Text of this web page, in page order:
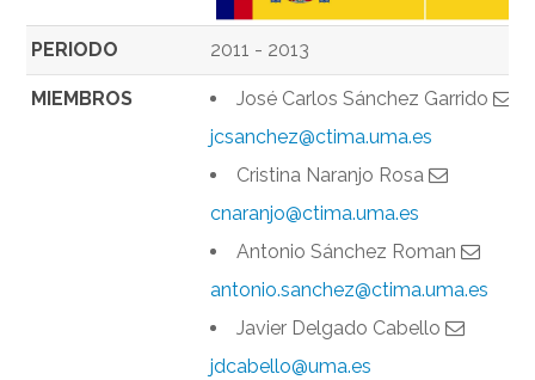
PERIODO 2011 - 2013
MIEMBROS
José Carlos Sánchez Garrido
jcsanchez@ctima.uma.es
Cristina Naranjo Rosa
cnaranjo@ctima.uma.es
Antonio Sánchez Roman
antonio.sanchez@ctima.uma.es
Javier Delgado Cabello
jdcabello@uma.es